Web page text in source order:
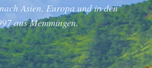
Asien, Europa und in den
aus Memmingen.